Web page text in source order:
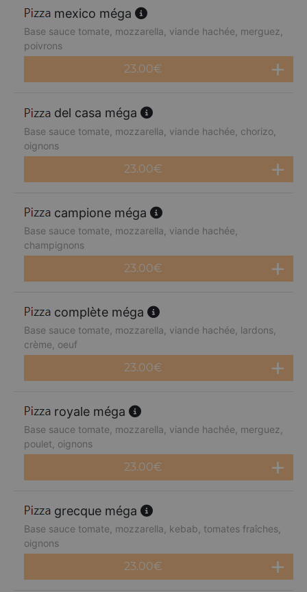
mexico méga
Base sauce tomate, mozzarella, viande hachée, merguez,
poivrons
23.00€
del casa méga
Base sauce tomate, mozzarella, viande hachée, chorizo,
oignons
23.00€
campione méga
Base sauce tomate, mozzarella, viande hachée,
champignons
23.00€
complète méga
Base sauce tomate, mozzarella, viande hachée, lardons,
crème, oeuf
23.00€
royale méga
Base sauce tomate, mozzarella, viande hachée, merguez,
poulet, oignons
23.00€
grecque méga
Base sauce tomate, mozzarella, kebab, tomates fraîches,
oignons
23.00€